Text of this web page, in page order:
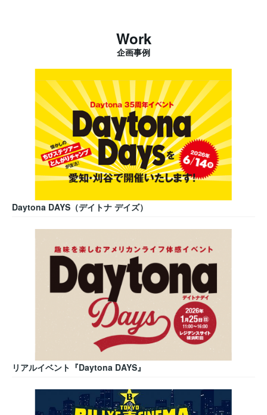
Work
企画事例
Daytona DAYS（デイトナ デイズ）
リアルイベント『Daytona DAYS』